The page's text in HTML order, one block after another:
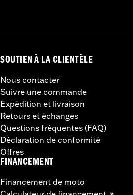
SOUTIEN À LA CLIENTÈLE
Nous contacter
Suivre une commande
Expédition et livraison
Retours et échanges
Questions fréquentes (FAQ)
Déclaration de conformité
Offres
FINANCEMENT
Financement de moto